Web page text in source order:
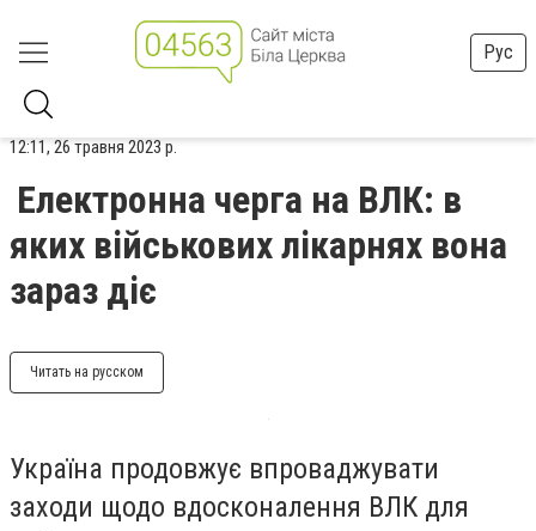
Рус
12:11, 26 травня 2023 р.
Електронна черга на ВЛК: в
яких військових лікарнях вона
зараз діє
Читать на русском
Україна продовжує впроваджувати
заходи щодо вдосконалення ВЛК для